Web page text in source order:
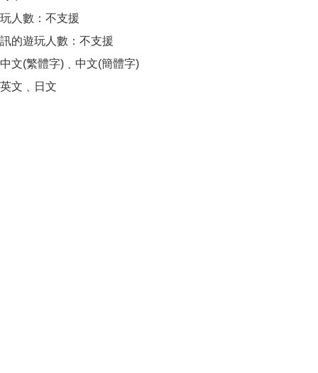
人數：不支援
的遊玩人數：不支援
文(繁體字)﹑中文(簡體字)
文﹑日文